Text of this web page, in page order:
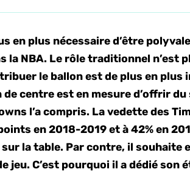
en plus nécessaire d’être
la NBA. Le rôle traditionnel n’est
le ballon est de plus en plus
centre est en mesure d’offrir
l’a compris. La vedette des
en 2018-2019 et à 42% en
la table. Par contre, il souhaite
jeu. C’est pourquoi il a dédié son